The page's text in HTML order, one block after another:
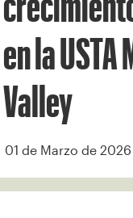
en la USTA
Valley
01 de Marzo de 2026